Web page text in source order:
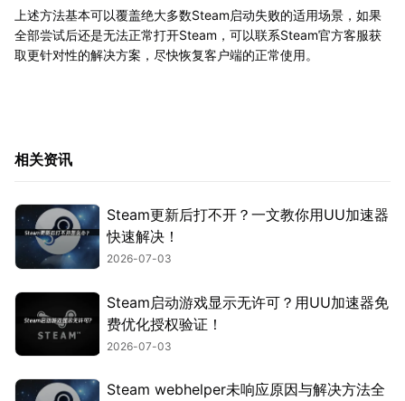
上述方法基本可以覆盖绝大多数Steam启动失败的适用场景，如果
全部尝试后还是无法正常打开Steam，可以联系Steam官方客服获
取更针对性的解决方案，尽快恢复客户端的正常使用。
相关资讯
Steam更新后打不开？一文教你用UU加速器
快速解决！
2026-07-03
Steam启动游戏显示无许可？用UU加速器免
费优化授权验证！
2026-07-03
Steam webhelper未响应原因与解决方法全